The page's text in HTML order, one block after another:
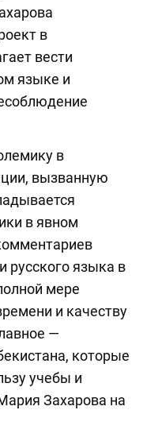
в
вести
языке и
в
вызванную
в явном
русского языка в
мере
и качеству
—
которые
учебы и
Захарова на